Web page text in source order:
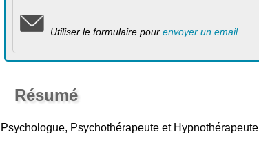
Utiliser le formulaire pourenvoyer un email
Résumé
Psychologue, Psychothérapeute et Hypnothérapeute